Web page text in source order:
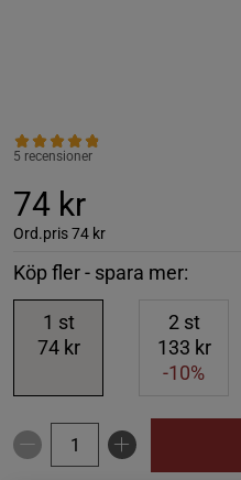
5 recensioner
74 kr
Ord.pris74 kr
Köp fler - spara mer:
1 st
74 kr
2 st
133 kr
-10%